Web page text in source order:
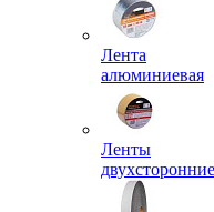
Лента
алюминиевая
Ленты
двухсторонние